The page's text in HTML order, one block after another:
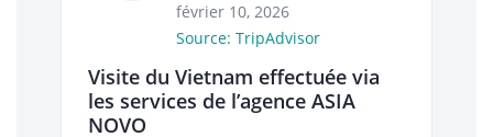
février 10, 2026
Source: TripAdvisor
Visite du Vietnam effectuée via
les services de l’agence ASIA
NOVO